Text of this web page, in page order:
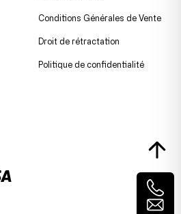
Conditions Générales de Vente
Droit de rétractation
Politique de confidentialité